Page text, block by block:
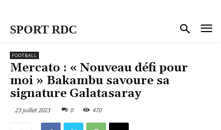
SPORT RDC
FOOTBALL
Mercato : « Nouveau défi pour
moi » Bakambu savoure sa
signature Galatasaray
23 juillet 2023 0 470